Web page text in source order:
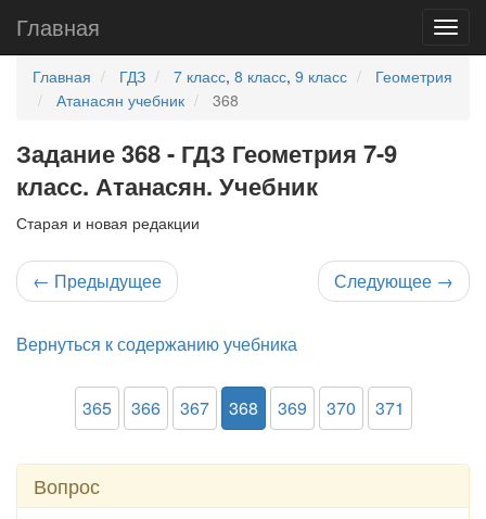
Главная
Главная ГДЗ 7 класс, 8 класс, 9 класс
Геометрия
Атанасян учебник
368
Задание 368 - ГДЗ Геометрия 7-9
класс. Атанасян. Учебник
Старая и новая редакции
← Предыдущее Следующее →
Вернуться к содержанию учебника
365 366 367 368 369 370 371
Вопрос